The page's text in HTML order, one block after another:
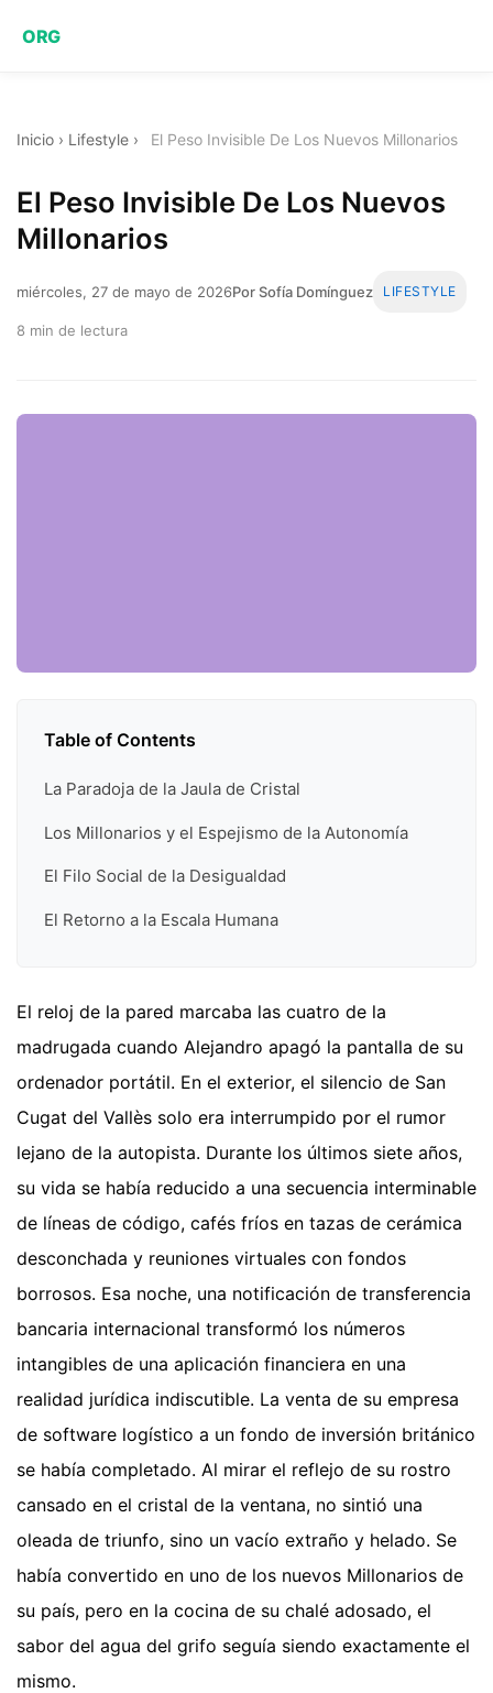
ORG
Inicio › Lifestyle › El Peso Invisible De Los Nuevos Millonarios
El Peso Invisible De Los Nuevos
Millonarios
miércoles, 27 de mayo de 2026Por Sofía Domínguez LIFESTYLE
8 min de lectura
Table of Contents
La Paradoja de la Jaula de Cristal
Los Millonarios y el Espejismo de la Autonomía
El Filo Social de la Desigualdad
El Retorno a la Escala Humana
El reloj de la pared marcaba las cuatro de la
madrugada cuando Alejandro apagó la pantalla de su
ordenador portátil. En el exterior, el silencio de San
Cugat del Vallès solo era interrumpido por el rumor
lejano de la autopista. Durante los últimos siete años,
su vida se había reducido a una secuencia interminable
de líneas de código, cafés fríos en tazas de cerámica
desconchada y reuniones virtuales con fondos
borrosos. Esa noche, una notificación de transferencia
bancaria internacional transformó los números
intangibles de una aplicación financiera en una
realidad jurídica indiscutible. La venta de su empresa
de software logístico a un fondo de inversión británico
se había completado. Al mirar el reflejo de su rostro
cansado en el cristal de la ventana, no sintió una
oleada de triunfo, sino un vacío extraño y helado. Se
había convertido en uno de los nuevos Millonarios de
su país, pero en la cocina de su chalé adosado, el
sabor del agua del grifo seguía siendo exactamente el
mismo.